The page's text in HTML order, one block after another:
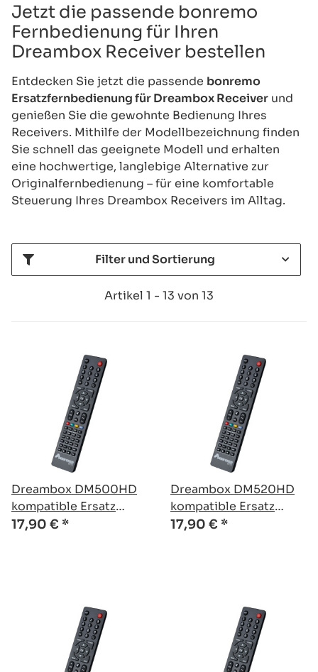
Jetzt die passende bonremo
Fernbedienung für Ihren
Dreambox Receiver bestellen
Entdecken Sie jetzt die passende bonremo
Ersatzfernbedienung für Dreambox Receiver und
genießen Sie die gewohnte Bedienung Ihres
Receivers. Mithilfe der Modellbezeichnung finden
Sie schnell das geeignete Modell und erhalten
eine hochwertige, langlebige Alternative zur
Originalfernbedienung – für eine komfortable
Steuerung Ihres Dreambox Receivers im Alltag.
Filter und Sortierung
Artikel 1 - 13 von 13
Dreambox DM500HD
kompatible Ersatz
Fernbedienung
17,90 € *
Dreambox DM520HD
kompatible Ersatz
Fernbedienung
17,90 € *